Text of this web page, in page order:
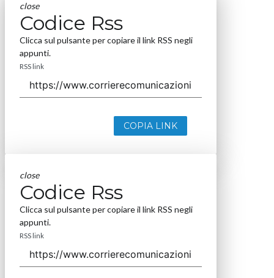
close
Codice Rss
Clicca sul pulsante per copiare il link RSS negli
appunti.
RSS link
COPIA LINK
close
Codice Rss
Clicca sul pulsante per copiare il link RSS negli
appunti.
RSS link